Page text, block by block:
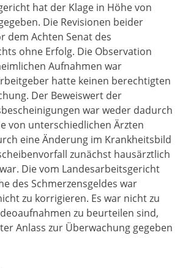
hat der Klage in Höhe von
Die Revisionen beider
dem Achten Senat des
ohne Erfolg. Die Observation
Aufnahmen war
hatte keinen berechtigten
Der Beweiswert der
war weder dadurch
von unterschiedlichen Ärzten
eine Änderung im Krankheitsbild
zunächst hausärztlich
Die vom Landesarbeitsgericht
des Schmerzensgeldes war
zu korrigieren. Es war nicht zu
zu beurteilen sind,
Anlass zur Überwachung gegeben